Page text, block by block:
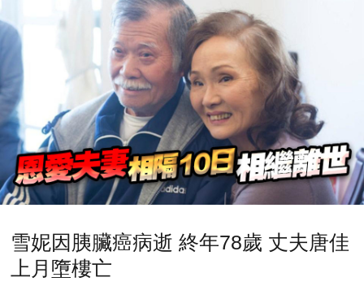
雪妮因胰臟癌病逝 終年78歲 丈夫唐佳
上月墮樓亡